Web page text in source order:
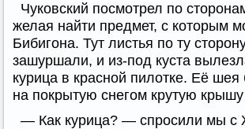
Чуковский посмотрел по
желая найти предмет, с которым
Бибигона. Тут листья по ту
зашуршали, и из-под куста
курица в красной пилотке. Её
на покрытую снегом крутую
— Как курица? — спросили мы с